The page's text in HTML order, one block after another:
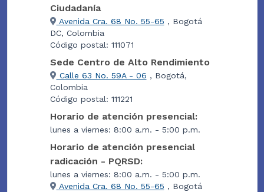
Ciudadanía
Avenida Cra. 68 No. 55-65 , Bogotá
DC, Colombia
Código postal: 111071
Sede Centro de Alto Rendimiento
Calle 63 No. 59A - 06 , Bogotá,
Colombia
Código postal: 111221
Horario de atención presencial:
lunes a viernes: 8:00 a.m. - 5:00 p.m.
Horario de atención presencial
radicación - PQRSD:
lunes a viernes: 8:00 a.m. - 5:00 p.m.
Avenida Cra. 68 No. 55-65 , Bogotá